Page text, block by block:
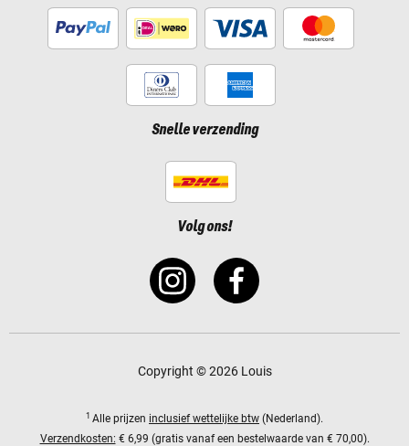
Snelle verzending
Volg ons!
Copyright © 2026 Louis
1 Alle prijzen inclusief wettelijke btw (Nederland).
Verzendkosten: € 6,99 (gratis vanaf een bestelwaarde van € 70,00).